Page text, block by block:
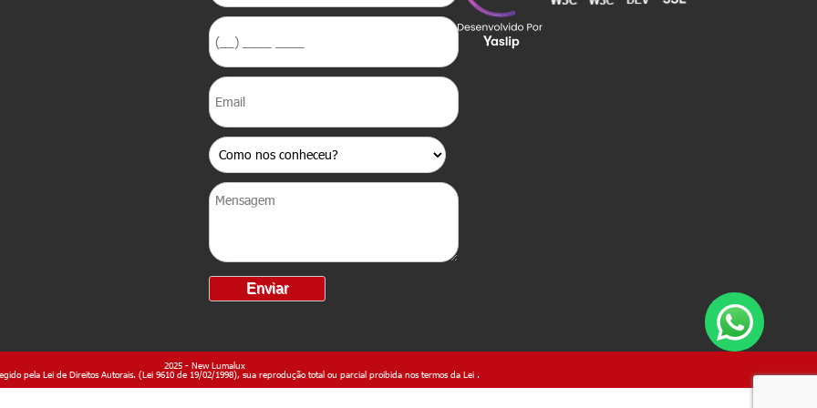
2025 - New Lumalux
pela Lei de Direitos Autorais. (Lei 9610 de 19/02/1998), sua reprodução total ou parcial proibida nos termos da Lei .